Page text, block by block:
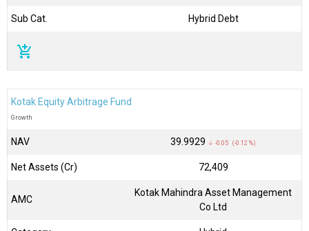
Sub Cat. Hybrid Debt
add_shopping_cart
Kotak Equity Arbitrage Fund
Growth
NAV ₹39.9929 ↓ -0.05 (-0.12 %)
Net Assets (Cr) ₹72,409
AMC
Kotak Mahindra Asset Management
Co Ltd